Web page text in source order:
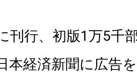
刊行、初版1万5千
本経済新聞に広告